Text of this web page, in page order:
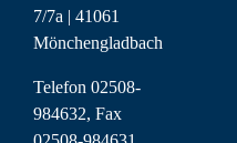
7/7a | 41061
Mönchengladbach
Telefon 02508-
984632, Fax